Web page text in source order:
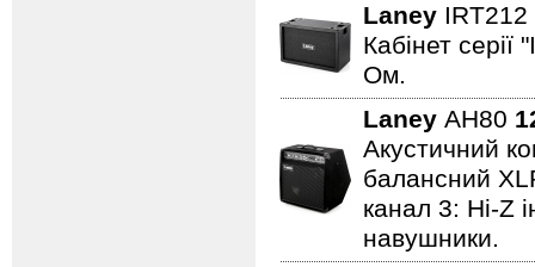
Laney IRT212
Кабінет
Ом.
Laney AH80
Акустичний
балансний
канал 3: Hi-Z
навушники.